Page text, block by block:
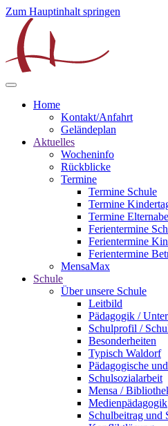
Zum Hauptinhalt springen
Home
Kontakt/Anfahrt
Geländeplan
Aktuelles
Wocheninfo
Rückblicke
Termine
Termine Schule
Termine
Termine
Ferientermine
Ferientermine
Ferientermine
MensaMax
Schule
Über unsere Schule
Leitbild
Pädagogik /
Schulprofil /
Besonderheiten
Typisch Waldorf
Pädagogische
Schulsozialarbeit
Mensa /
Medienpädagogik
Schulbeitrag und